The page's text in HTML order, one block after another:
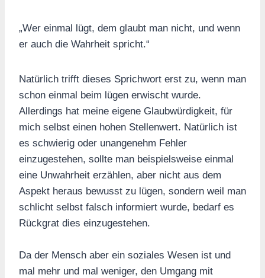
„Wer einmal lügt, dem glaubt man nicht, und wenn
er auch die Wahrheit spricht.“
Natürlich trifft dieses Sprichwort erst zu, wenn man
schon einmal beim lügen erwischt wurde.
Allerdings hat meine eigene Glaubwürdigkeit, für
mich selbst einen hohen Stellenwert. Natürlich ist
es schwierig oder unangenehm Fehler
einzugestehen, sollte man beispielsweise einmal
eine Unwahrheit erzählen, aber nicht aus dem
Aspekt heraus bewusst zu lügen, sondern weil man
schlicht selbst falsch informiert wurde, bedarf es
Rückgrat dies einzugestehen.
Da der Mensch aber ein soziales Wesen ist und
mal mehr und mal weniger, den Umgang mit